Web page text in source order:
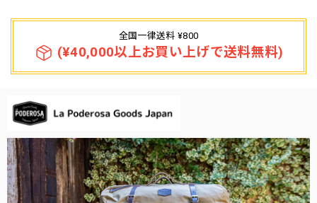
全国一律送料 ¥800
(¥40,000以上お買い上げで送料無料)